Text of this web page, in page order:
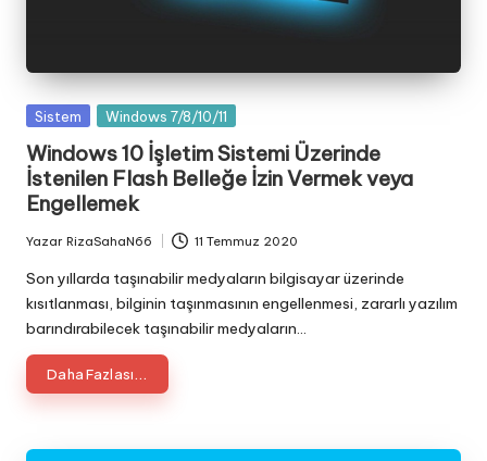
Posted
Sistem Windows 7/8/10/11
Windows 10 İşletim Sistemi Üzerinde
İstenilen Flash Belleğe İzin Vermek veya
Engellemek
Posted
by
Yazar RizaSahaN66 11 Temmuz 2020
Son yıllarda taşınabilir medyaların bilgisayar üzerinde
kısıtlanması, bilginin taşınmasının engellenmesi, zararlı yazılım
barındırabilecek taşınabilir medyaların…
Daha Fazlası...